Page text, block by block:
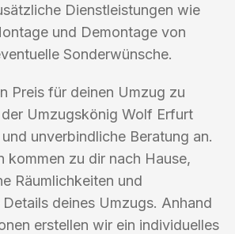
Dienstleistungen wie
und Demontage von
Sonderwünsche.
Preis für deinen Umzug zu
Umzugskönig Wolf Erfurt
unverbindliche Beratung an.
kommen zu dir nach Hause,
Räumlichkeiten und
deines Umzugs. Anhand
erstellen wir ein individuelles